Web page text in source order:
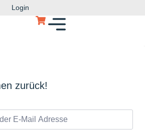
Login
zurück!